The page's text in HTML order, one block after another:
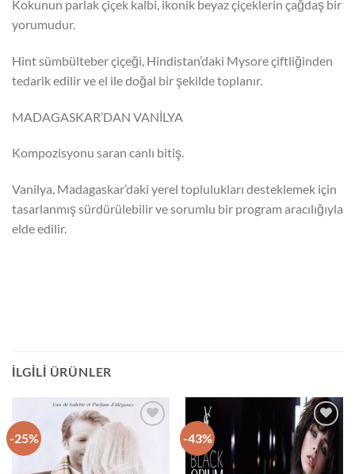
Kokunun parlak çiçek kalbi, ikonik beyaz çiçeklerin çağdaş bir
yorumudur.
Hint sümbülteber çiçeği, Hindistan’daki Mysore çiftliğinden
tedarik edilir ve el ile doğal bir şekilde toplanır.
MADAGASKAR’DAN VANİLYA
Kompozisyonu saran canlı bitiş.
Vanilya, Madagaskar’daki yerel toplulukları desteklemek için
tasarlanmış sürdürülebilir ve sorumlu bir program aracılığıyla
elde edilir.
İLGILI ÜRÜNLER
-25% -43%
İstek
Listeme
Ekle